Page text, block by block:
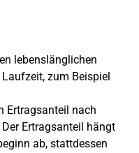
lebenslänglichen
zum Beispiel
Ertragsanteil nach
Ertragsanteil hängt
ab, stattdessen